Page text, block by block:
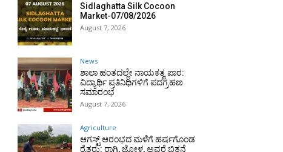
Sidlaghatta Silk Cocoon
Market-07/08/2026
August 7, 2026
News
ಶಾಲಾ ಹಂತದಲ್ಲೇ ನಾಯಕತ್ವ ಪಾಠ:
ವಿದ್ಯಾರ್ಥಿ ಪ್ರತಿನಿಧಿಗಳಿಗೆ ಪದಗ್ರಹಣ
ಸಮಾರಂಭ
August 7, 2026
Agriculture
ಆಗಸ್ಟ್ ಆರಂಭದ ಮಳೆಗೆ ಹರ್ಷಗೊಂಡ
ರೈತರು: ರಾಗಿ, ಜೋಳ, ಅವರೆ ಬಿತ್ತನೆ